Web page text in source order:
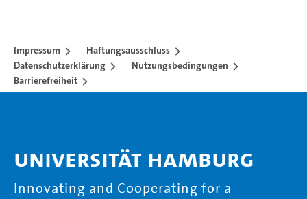
Impressum
Haftungsausschluss
Datenschutzerklärung
Nutzungsbedingungen
Barrierefreiheit
Universität Hamburg
Innovating and Cooperating for a